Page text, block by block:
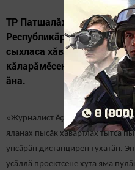
ТР Патшалăх Канашӗн
Республикăри тутар тата
сыхласа хăварас
кăларăмӗсен пӗрремӗш
ăна.
«Журналист ӗçне гонкăсене
яланах пысăк хăвăртлăх тытса
унсăрăн дистанцирен тухатăн.
усăллă проектсене хута яма